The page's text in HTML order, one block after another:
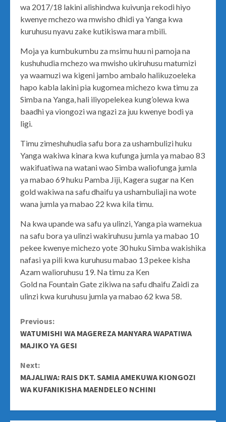
wa 2017/18 lakini alishindwa kuivunja rekodi hiyo
kwenye mchezo wa mwisho dhidi ya Yanga kwa
kuruhusu nyavu zake kutikiswa mara mbili.
Moja ya kumbukumbu za msimu huu ni pamoja na
kushuhudia mchezo wa mwisho ukiruhusu matumizi
ya waamuzi wa kigeni jambo ambalo halikuzoeleka
hapo kabla lakini pia kugomea michezo kwa timu za
Simba na Yanga, hali iliyopelekea kung’olewa kwa
baadhi ya viongozi wa ngazi za juu kwenye bodi ya
ligi.
Timu zimeshuhudia safu bora za ushambulizi huku
Yanga wakiwa kinara kwa kufunga jumla ya mabao 83
wakifuatiwa na watani wao Simba waliofunga jumla
ya mabao 69 huku Pamba Jiji, Kagera sugar na Ken
gold wakiwa na safu dhaifu ya ushambuliaji na wote
wana jumla ya mabao 22 kwa kila timu.
Na kwa upande wa safu ya ulinzi, Yanga pia wamekua
na safu bora ya ulinzi wakiruhusu jumla ya mabao 10
pekee kwenye michezo yote 30 huku Simba wakishika
nafasi ya pili kwa kuruhusu mabao 13 pekee kisha
Azam walioruhusu 19. Na timu za Ken
Gold na Fountain Gate zikiwa na safu dhaifu Zaidi za
ulinzi kwa kuruhusu jumla ya mabao 62 kwa 58.
Continue
Reading
Previous:
WATUMISHI WA MAGEREZA MANYARA WAPATIWA
MAJIKO YA GESI
Next:
MAJALIWA: RAIS DKT. SAMIA AMEKUWA KIONGOZI
WA KUFANIKISHA MAENDELEO NCHINI